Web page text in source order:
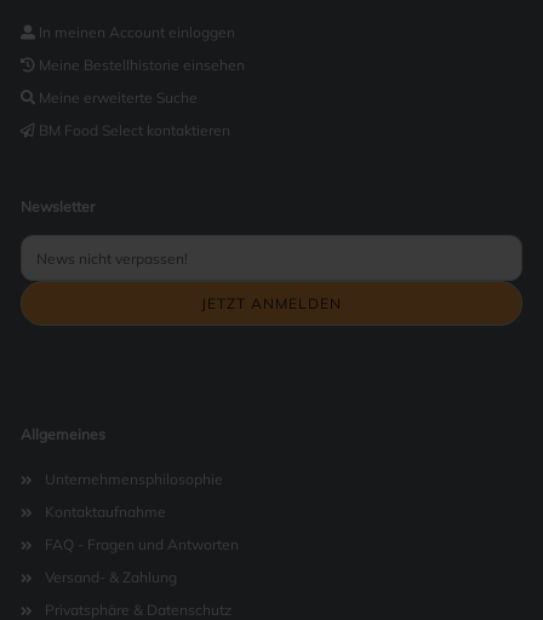
In meinen Account einloggen
Meine Bestellhistorie einsehen
Meine erweiterte Suche
BM Food Select kontaktieren
Newsletter
Allgemeines
Unternehmensphilosophie
Kontaktaufnahme
FAQ - Fragen und Antworten
Versand- & Zahlung
Privatsphäre & Datenschutz